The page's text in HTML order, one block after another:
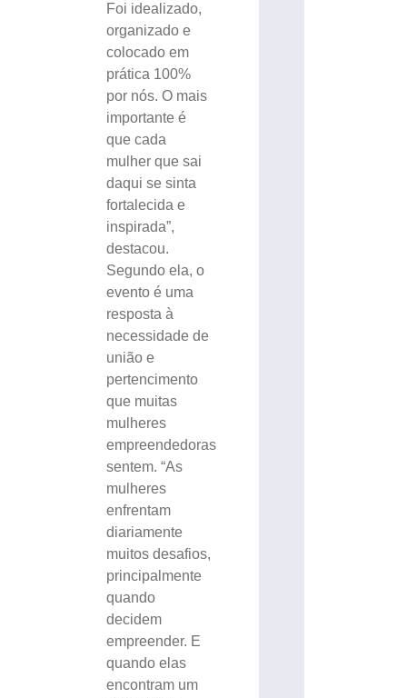
Foi idealizado,
organizado e
colocado em
prática 100%
por nós. O mais
importante é
que cada
mulher que sai
daqui se sinta
fortalecida e
inspirada”,
destacou.
Segundo ela, o
evento é uma
resposta à
necessidade de
união e
pertencimento
que muitas
mulheres
empreendedoras
sentem. “As
mulheres
enfrentam
diariamente
muitos desafios,
principalmente
quando
decidem
empreender. E
quando elas
encontram um